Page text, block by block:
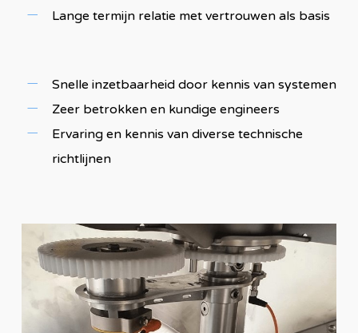
Lange termijn relatie met vertrouwen als basis
Snelle inzetbaarheid door kennis van systemen
Zeer betrokken en kundige engineers
Ervaring en kennis van diverse technische
richtlijnen